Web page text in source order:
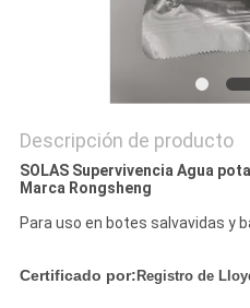
Descripción de producto
SOLAS Supervivencia Agua
Marca Rongsheng
Para uso en botes salvavidas y
Certificado por: Registro de